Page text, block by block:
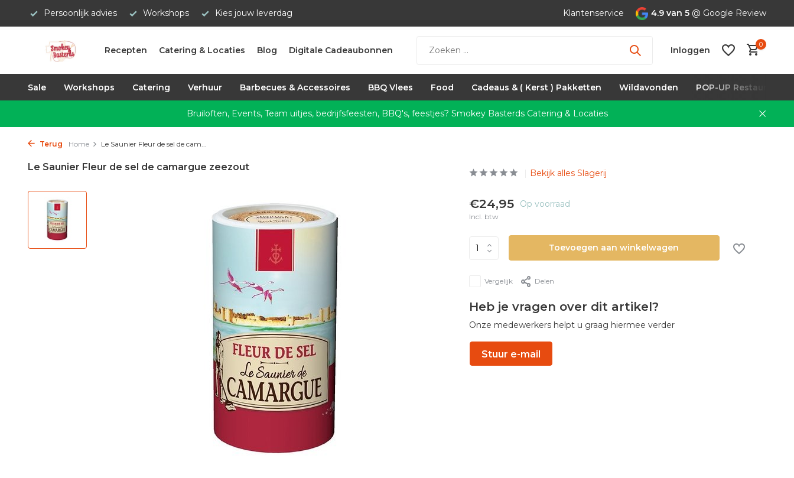
Persoonlijk advies Workshops Kies jouw leverdag Klantenservice 4.9 van 5 @ Google Review
Recepten Catering & Locaties Blog Digitale Cadeaubonnen Inloggen
0
Sale Workshops Catering Verhuur Barbecues & Accessoires BBQ Vlees Food Cadeaus & ( Kerst ) Pakketten Wildavonden POP-UP Restaurants
Bruiloften, Events, Team uitjes, bedrijfsfeesten, BBQ's, feestjes? Smokey Basterds Catering & Locaties
Terug Home Le Saunier Fleur de sel de cam...
Le Saunier Fleur de sel de camargue zeezout
Bekijk alles Slagerij
€24,95 Op voorraad
Incl. btw
Toevoegen aan winkelwagen
Vergelijk Delen
Heb je vragen over dit artikel?
Onze medewerkers helpt u graag hiermee verder
Stuur e-mail